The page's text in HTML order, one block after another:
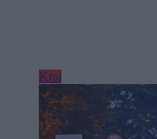
Kraj